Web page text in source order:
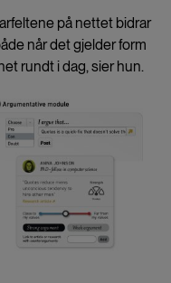
på nettet bidrar
når det gjelder form
rundt i dag, sier hun.